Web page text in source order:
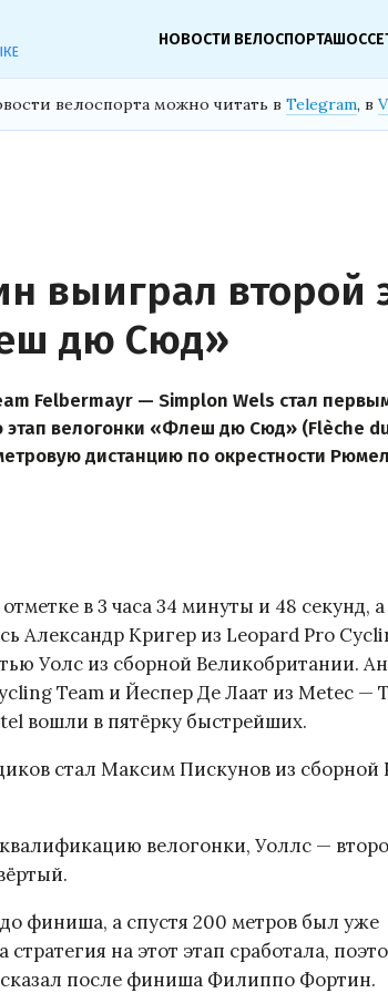
НОВОСТИ ВЕЛОСПОРТАШОССЕ
велоспорта можно читать в Telegram, в
выиграл второй
дю Сюд»
Felbermayr — Simplon Wels стал
велогонки «Флеш дю Сюд» (Flèche
дистанцию по окрестности
в 3 часа 34 минуты и 48 секунд,
Александр Кригер из Leopard Pro
Уолс из сборной Великобритании.
Team и Йеспер Де Лаат из Metec —
вошли в пятёрку быстрейших.
стал Максим Пискунов из сборной
велогонки, Уоллс —
финиша, а спустя 200 метров был уже
на этот этап сработала,
после финиша Филиппо Фортин.